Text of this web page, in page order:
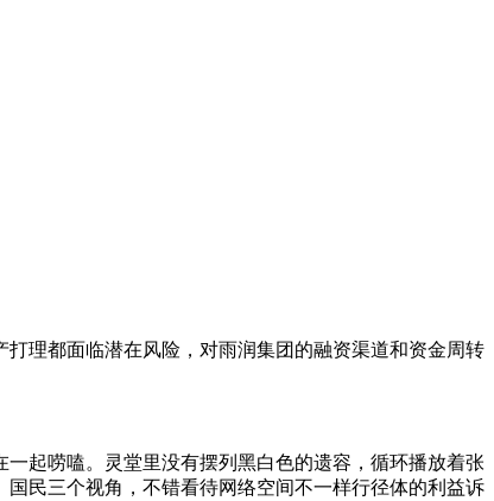
理都面临潜在风险，对雨润集团的融资渠道和资金周转
起唠嗑。灵堂里没有摆列黑白色的遗容，循环播放着张
民三个视角，不错看待网络空间不一样行径体的利益诉